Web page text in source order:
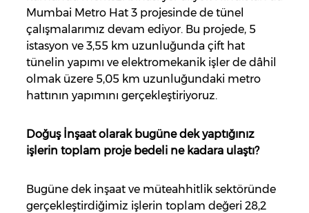
Mumbai Metro Hat 3 projesinde de tünel
çalışmalarımız devam ediyor. Bu projede, 5
istasyon ve 3,55 km uzunluğunda çift hat
tünelin yapımı ve elektromekanik işler de dâhil
olmak üzere 5,05 km uzunluğundaki metro
hattının yapımını gerçekleştiriyoruz.
Doğuş İnşaat olarak bugüne dek yaptığınız
işlerin toplam proje bedeli ne kadara ulaştı?
Bugüne dek inşaat ve müteahhitlik sektöründe
gerçekleştirdiğimiz işlerin toplam değeri 28,2